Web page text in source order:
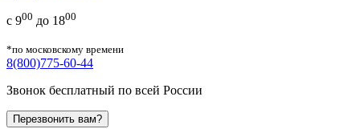
с 900 до 1800
*по московскому времени
8(800)775-60-44
Звонок бесплатный по всей России
Перезвонить вам?